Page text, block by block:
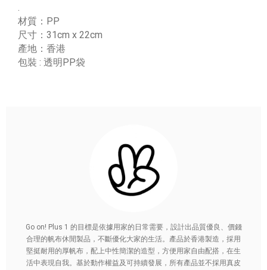
材質：PP
尺寸：31cm x 22cm
產地：香港
包裝 : 透明PP袋
Go on! Plus 1 的目標是依據用家的日常需要，設計出品質優良、價錢
合理的帆布休閒製品，不斷優化大家的生活。產品於香港製造，採用
堅挺耐用的厚帆布，配上中性簡潔的造型，方便用家自由配搭，在生
活中表現自我。基於動作權益及可持續發展，所有產品並不採用真皮